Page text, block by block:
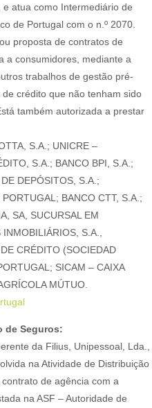
atua como Intermediário de
de Portugal com o n.º 2070.
proposta de contratos de
a consumidores, mediante a
trabalhos de gestão pré-
crédito que não tenham sido
também autorizada a prestar
S.A.; UNICRE –
S.A.; BANCO BPI, S.A.;
DEPÓSITOS, S.A.;
BANCO CTT, S.A.;
SA, SUCURSAL EM
S.A.,
CRÉDITO (SOCIEDAD
SICAM – CAIXA
MÚTUO.
de Seguros:
da Filius, Unipessoal, Lda.,
na Atividade de Distribuição
de agência com a
na ASF – Autoridade de